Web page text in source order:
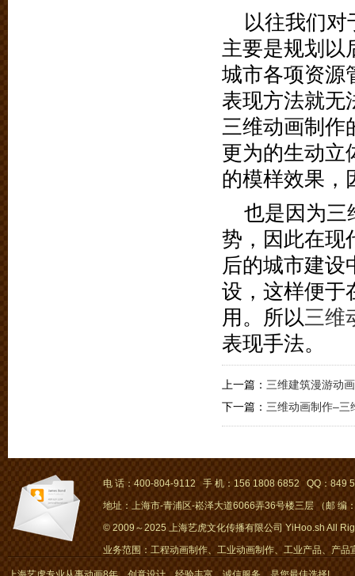
以往我们
主要是规划以
城市各项资源
表现方法就无
三维动画制作
更为的生动立
的模样效果，
也是因为三
势，因此在现
后的城市建设
设，这样便于
用。所以三维
表现手法。
上一篇： 三维建筑漫游动
下一篇： 三维动画制作–三
电 话：400-804-9112 手 机：156 1808 6852 QQ：849
地址：上海市-青浦区-崧泽大道6066弄36号楼三层 （邮 编
© 2009～2025 上海艺虎文化传播有限公司 YiHoo.sh All
业务范围：工程动画制作、工业动画制作、工业产品、产
画、mg动画